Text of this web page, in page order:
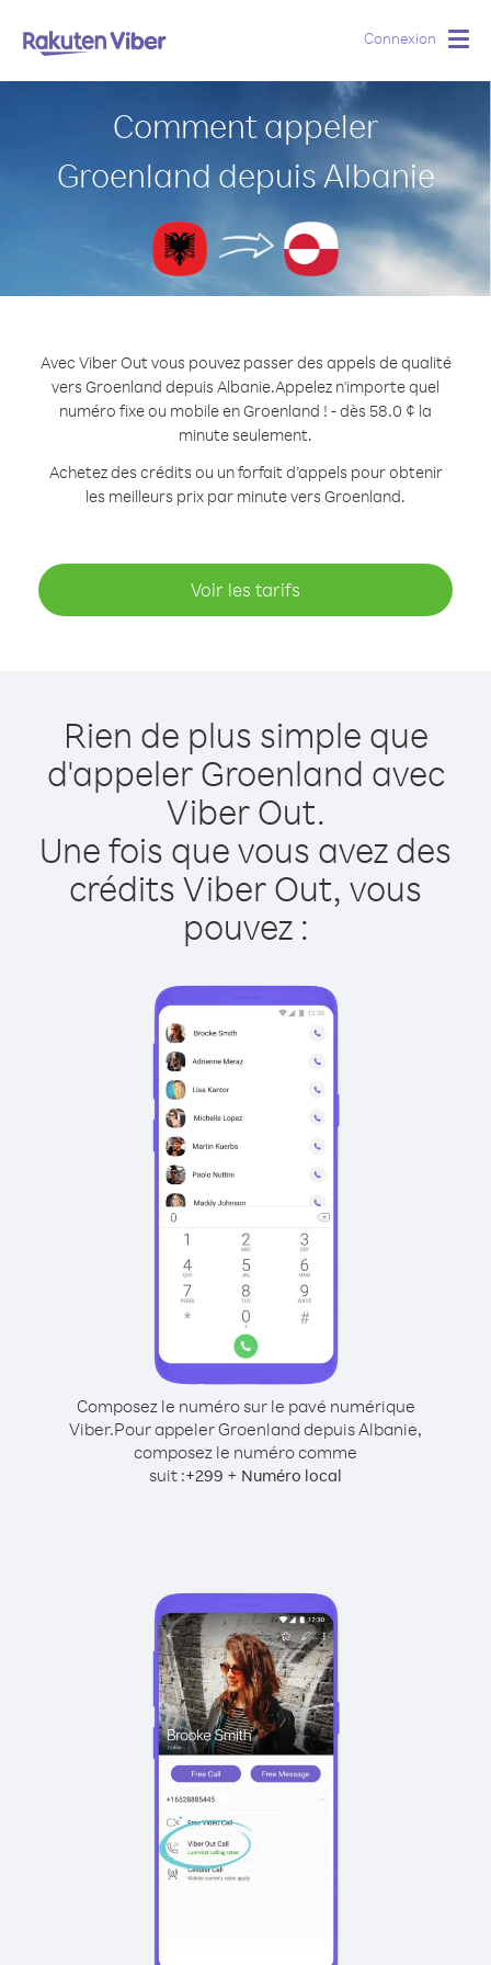
Connexion
Comment appeler
Groenland depuis Albanie
Avec Viber Out vous pouvez passer des appels de qualité
vers Groenland depuis Albanie.Appelez n'importe quel
numéro fixe ou mobile en Groenland ! - dès 58.0 ¢ la
minute seulement.
Achetez des crédits ou un forfait d’appels pour obtenir
les meilleurs prix par minute vers Groenland.
Voir les tarifs
Rien de plus simple que
d'appeler Groenland avec
Viber Out.
Une fois que vous avez des
crédits Viber Out, vous
pouvez :
Composez le numéro sur le pavé numérique
Viber.Pour appeler Groenland depuis Albanie,
composez le numéro comme
suit :+299 + Numéro local